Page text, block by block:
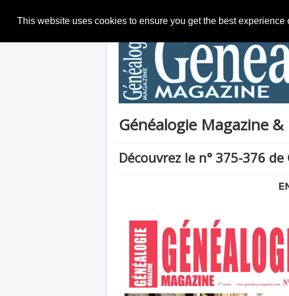
This website uses cookies to ensure you get the best experience
Généalogie Magazine
Découvrez le n° 375-376